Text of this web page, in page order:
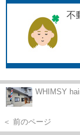
不
WHIMSY
＜ 前のページ